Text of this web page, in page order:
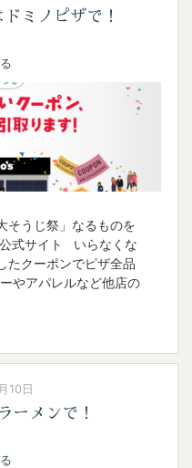
ミノピザで！
そうじ祭」なるものを
式サイト いらなくな
たクーポンでピザ全品
やアパレルなど他店の
10日
ーメンで！